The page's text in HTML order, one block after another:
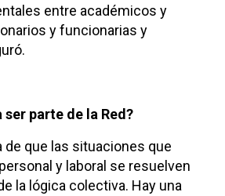
entre académicos y
y funcionarias y
parte de la Red?
de que las situaciones que
y laboral se resuelven
la lógica colectiva. Hay una